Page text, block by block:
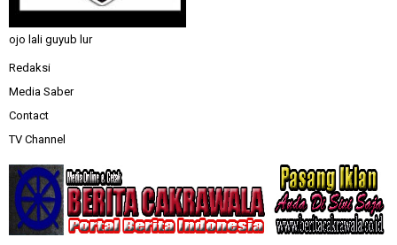
ojo lali guyub lur
Redaksi
Media Saber
Contact
TV Channel